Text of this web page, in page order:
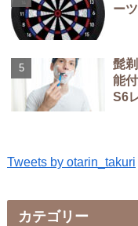
ー
髭
能
S6
Tweets by otarin_takuri
カテゴリー